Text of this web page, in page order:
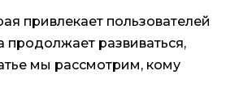
привлекает пользователей
развиваться,
мы рассмотрим, кому